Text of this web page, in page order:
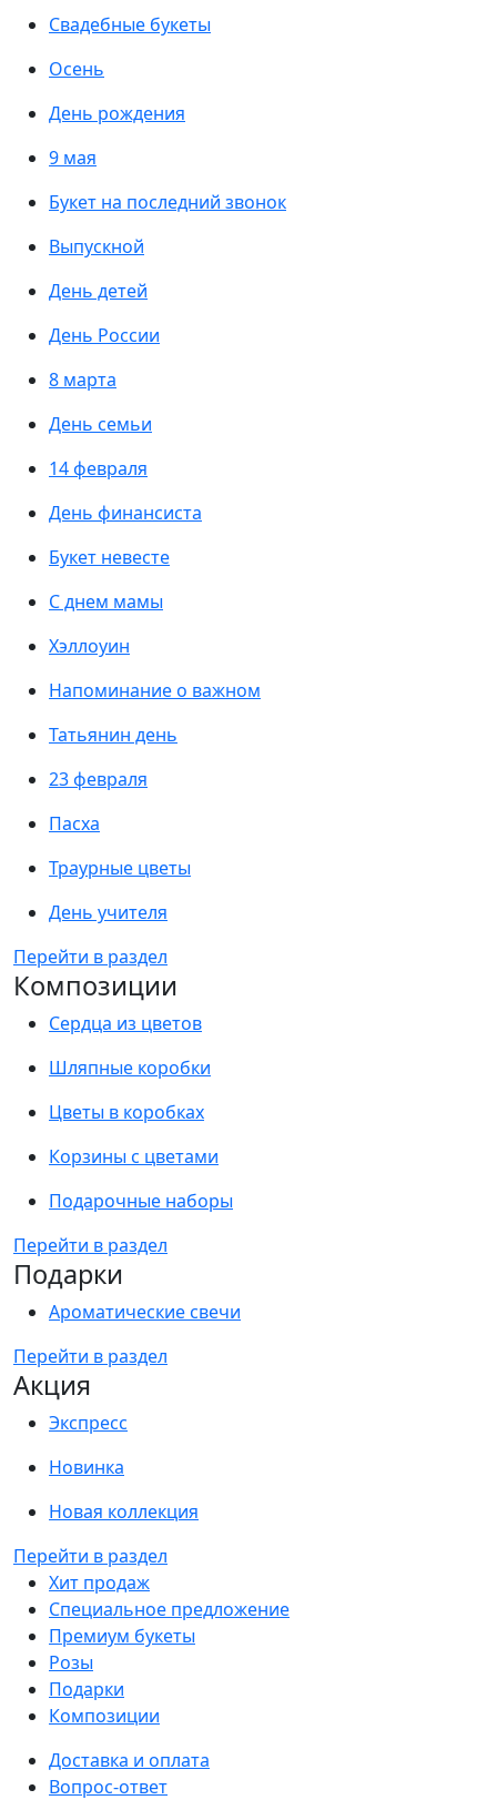
Свадебные букеты
Осень
День рождения
9 мая
Букет на последний звонок
Выпускной
День детей
День России
8 марта
День семьи
14 февраля
День финансиста
Букет невесте
С днем мамы
Хэллоуин
Напоминание о важном
Татьянин день
23 февраля
Пасха
Траурные цветы
День учителя
Перейти в раздел
Композиции
Сердца из цветов
Шляпные коробки
Цветы в коробках
Корзины с цветами
Подарочные наборы
Перейти в раздел
Подарки
Ароматические свечи
Перейти в раздел
Акция
Экспресс
Новинка
Новая коллекция
Перейти в раздел
Хит продаж
Специальное предложение
Премиум букеты
Розы
Подарки
Композиции
Доставка и оплата
Вопрос-ответ